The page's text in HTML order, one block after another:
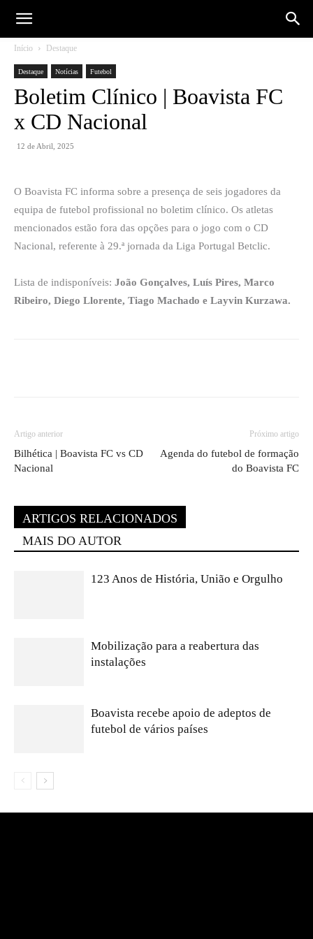
Início Destaque
Destaque Notícias Futebol
Boletim Clínico | Boavista FC
x CD Nacional
12 de Abril, 2025
O Boavista FC informa sobre a presença de seis jogadores da
equipa de futebol profissional no boletim clínico. Os atletas
mencionados estão fora das opções para o jogo com o CD
Nacional, referente à 29.ª jornada da Liga Portugal Betclic.
Lista de indisponíveis: João Gonçalves, Luís Pires, Marco
Ribeiro, Diego Llorente, Tiago Machado e Layvin Kurzawa.
Artigo anterior
Bilhética | Boavista FC vs CD
Nacional
Próximo artigo
Agenda do futebol de formação
do Boavista FC
ARTIGOS RELACIONADOS
MAIS DO AUTOR
123 Anos de História, União e Orgulho
Mobilização para a reabertura das
instalações
Boavista recebe apoio de adeptos de
futebol de vários países